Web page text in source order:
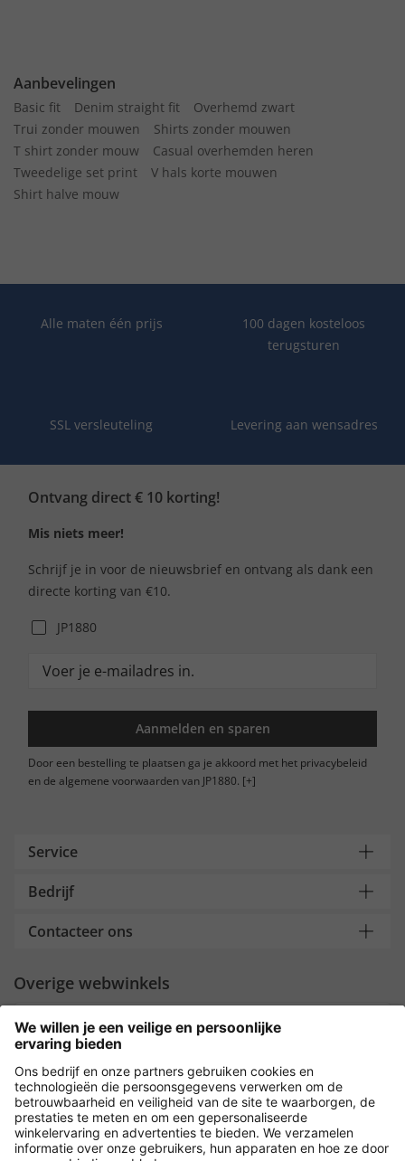
Aanbevelingen
Basic fit Denim straight fit
Overhemd zwart
Trui zonder mouwen
Shirts zonder mouwen
T shirt zonder mouw
Casual overhemden heren
Tweedelige set print
V hals korte mouwen
Shirt halve mouw
Alle maten één prijs
100 dagen kosteloos
terugsturen
SSL versleuteling Levering aan wensadres
Ontvang direct € 10 korting!
Mis niets meer!
Schrijf je in voor de nieuwsbrief en ontvang als dank een
directe korting van €10.
JP1880
Aanmelden en sparen
Door een bestelling te plaatsen ga je akkoord met het privacybeleid
en de algemene voorwaarden van JP1880. [+]
Service
Bedrijf
Contacteer ons
Overige webwinkels
Nederland
Payment and Delivery
Versleuteling met